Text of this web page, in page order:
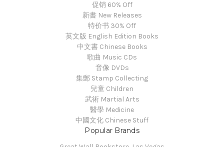
促销 60% Off
新書 New Releases
特价书 30% Off
英文版 English Edition Books
中文書 Chinese Books
歌曲 Music CDs
音像 DVDs
集郵 Stamp Collecting
兒童 Children
武術 Martial Arts
醫學 Medicine
中國文化 Chinese Stuff
Popular Brands